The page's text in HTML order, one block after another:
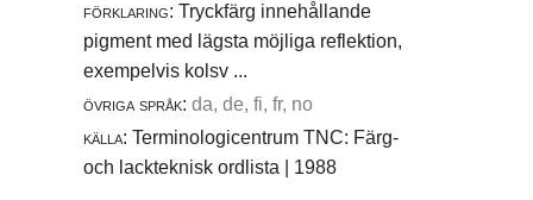
förklaring: Tryckfärg innehållande
pigment med lägsta möjliga reflektion,
exempelvis kolsv ...
övriga språk: da, de, fi, fr, no
källa: Terminologicentrum TNC: Färg-
och lackteknisk ordlista | 1988